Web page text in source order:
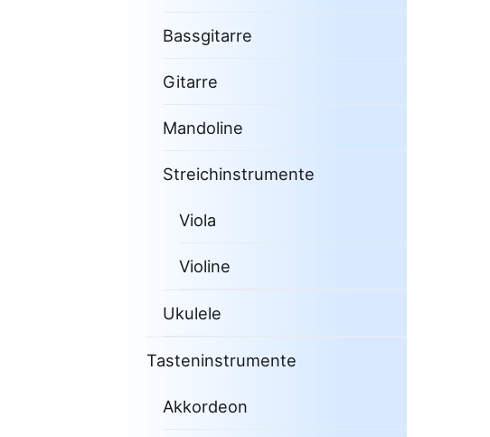
Bassgitarre
Gitarre
Mandoline
Streichinstrumente
Viola
Violine
Ukulele
Tasteninstrumente
Akkordeon